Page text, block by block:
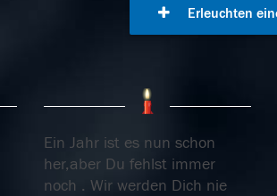
Erleuchten
Ein Jahr ist es nun schon
her,aber Du fehlst immer
noch . Wir werden Dich nie